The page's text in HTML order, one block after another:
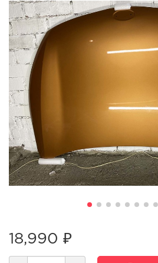
18,990 ₽